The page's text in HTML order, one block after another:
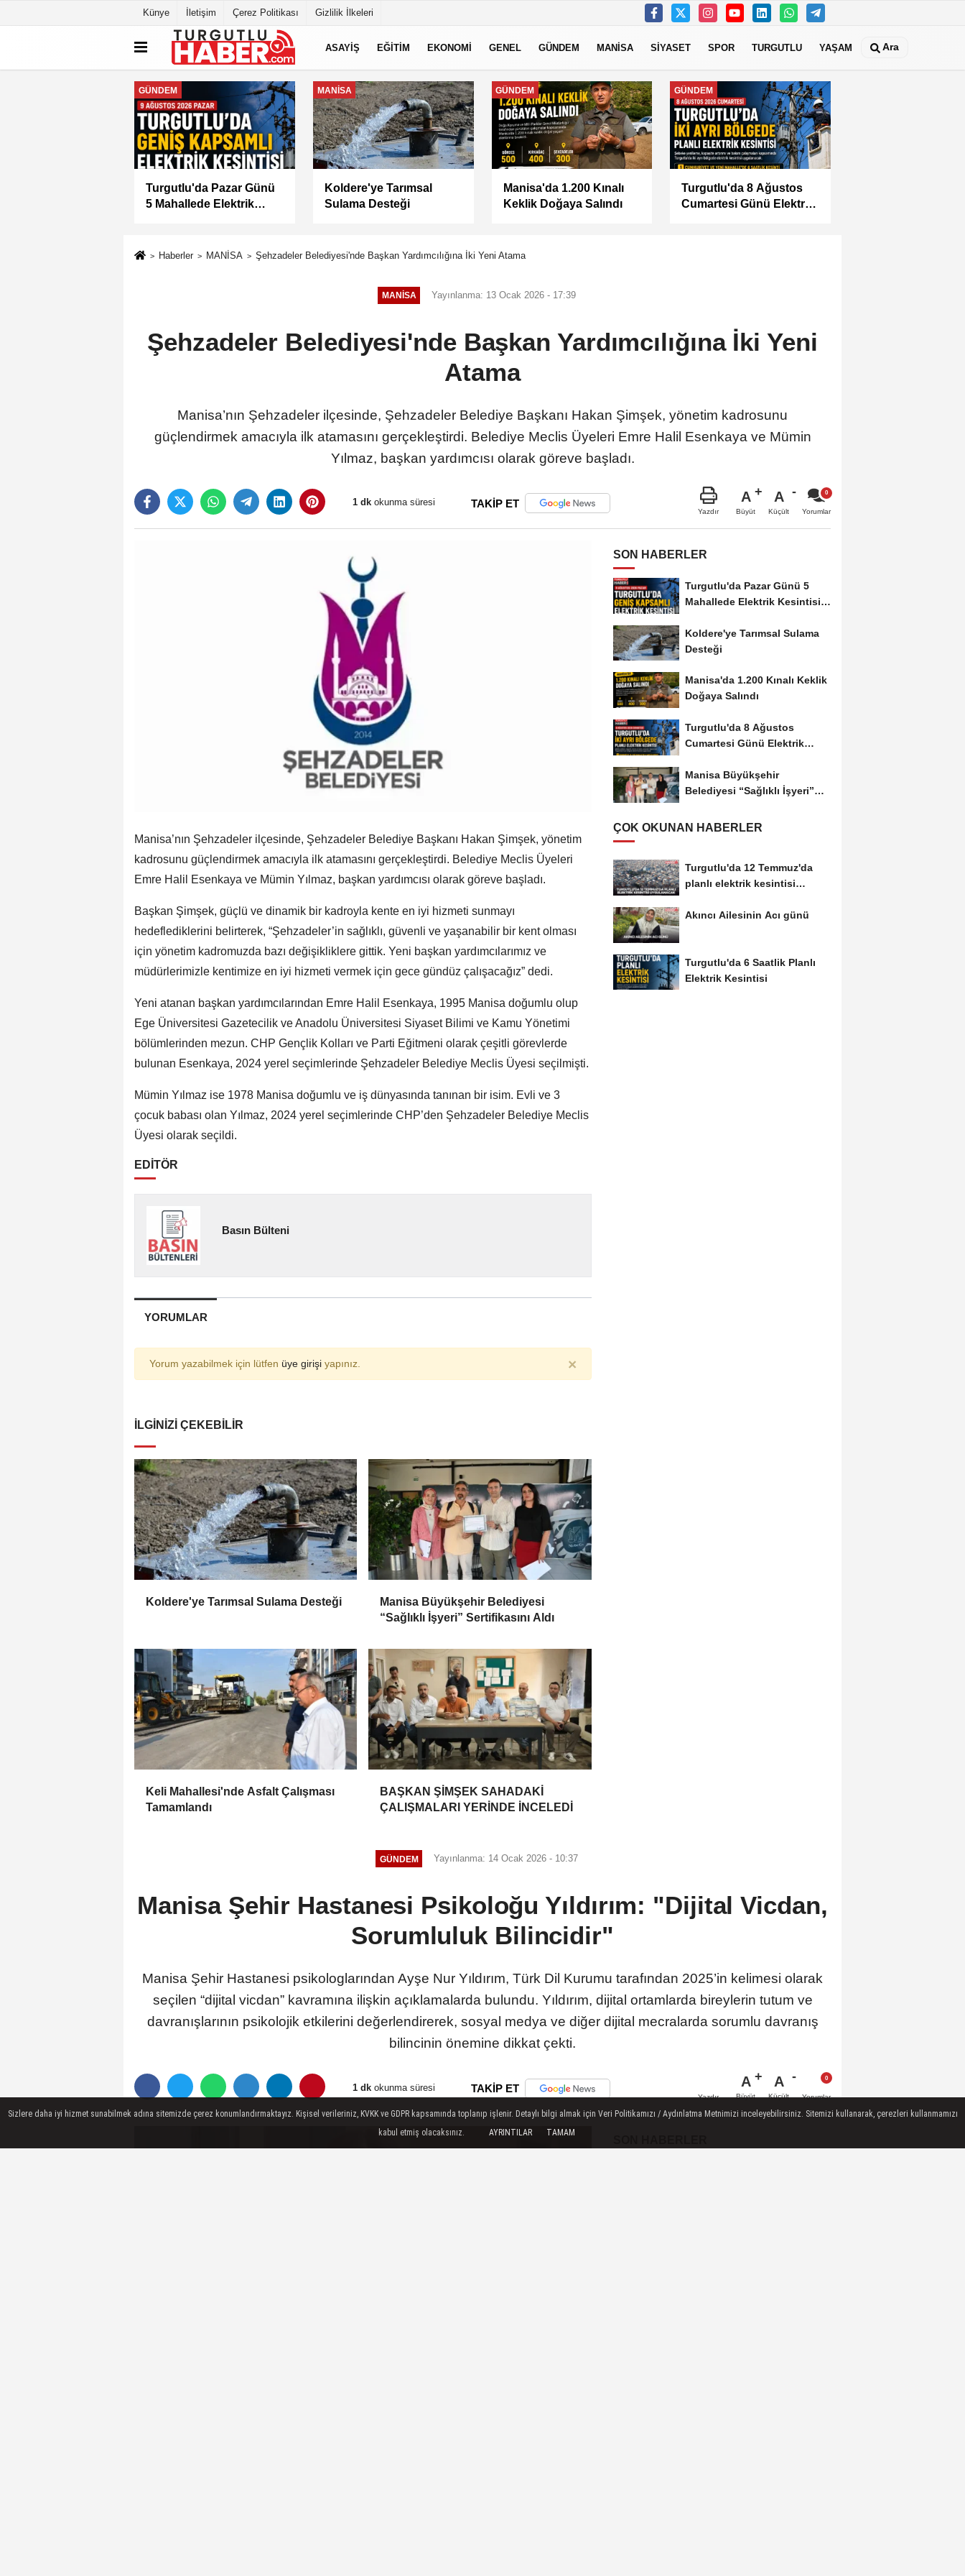
Künye İletişim Çerez Politikası Gizlilik İlkeleri
ASAYİŞ EĞİTİM EKONOMİ GENEL GÜNDEM MANİSA SİYASET SPOR TURGUTLU YAŞAM Ara
MANİSA
Manisa Büyükşehir
Belediyesi “Sağlıklı
MANİSA
Keli Mahallesi'nde Asfalt
Çalışması Tamamlandı
MANİSA
BAŞKAN ŞİMŞEK
SAHADAKİ
MANİSA
KÜÇÜK SANAYİ
SİTESİ'NİN SORUNLARI
Haberler MANİSA Şehzadeler Belediyesi'nde Başkan Yardımcılığına İki Yeni Atama
MANİSA Yayınlanma: 13 Ocak 2026 - 17:39
Şehzadeler Belediyesi'nde Başkan Yardımcılığına İki Yeni
Atama
Manisa’nın Şehzadeler ilçesinde, Şehzadeler Belediye Başkanı Hakan Şimşek, yönetim kadrosunu
güçlendirmek amacıyla ilk atamasını gerçekleştirdi. Belediye Meclis Üyeleri Emre Halil Esenkaya ve Mümin
Yılmaz, başkan yardımcısı olarak göreve başladı.
1 dk okunma süresi TAKİP ET
Yazdır
A
Büyüt
A
Küçült Yorumlar
Manisa’nın Şehzadeler ilçesinde, Şehzadeler Belediye Başkanı Hakan Şimşek, yönetim
kadrosunu güçlendirmek amacıyla ilk atamasını gerçekleştirdi. Belediye Meclis Üyeleri
Emre Halil Esenkaya ve Mümin Yılmaz, başkan yardımcısı olarak göreve başladı.
Başkan Şimşek, güçlü ve dinamik bir kadroyla kente en iyi hizmeti sunmayı
hedeflediklerini belirterek, “Şehzadeler’in sağlıklı, güvenli ve yaşanabilir bir kent olması
için yönetim kadromuzda bazı değişikliklere gittik. Yeni başkan yardımcılarımız ve
müdürlerimizle kentimize en iyi hizmeti vermek için gece gündüz çalışacağız” dedi.
Yeni atanan başkan yardımcılarından Emre Halil Esenkaya, 1995 Manisa doğumlu olup
Ege Üniversitesi Gazetecilik ve Anadolu Üniversitesi Siyaset Bilimi ve Kamu Yönetimi
bölümlerinden mezun. CHP Gençlik Kolları ve Parti Eğitmeni olarak çeşitli görevlerde
bulunan Esenkaya, 2024 yerel seçimlerinde Şehzadeler Belediye Meclis Üyesi seçilmişti.
Mümin Yılmaz ise 1978 Manisa doğumlu ve iş dünyasında tanınan bir isim. Evli ve 3
çocuk babası olan Yılmaz, 2024 yerel seçimlerinde CHP’den Şehzadeler Belediye Meclis
Üyesi olarak seçildi.
EDİTÖR
Basın Bülteni
YORUMLAR
Yorum yazabilmek için lütfen üye girişi yapınız. ×
İLGINIZI ÇEKEBILIR
Koldere'ye Tarımsal Sulama Desteği
Manisa Büyükşehir Belediyesi
“Sağlıklı İşyeri” Sertifikasını Aldı
Keli Mahallesi'nde Asfalt Çalışması
Tamamlandı
BAŞKAN ŞİMŞEK SAHADAKİ
ÇALIŞMALARI YERİNDE İNCELEDİ
SON HABERLER
Turgutlu'da Pazar Günü 5
Mahallede Elektrik Kesintisi
Koldere'ye Tarımsal Sulama
Desteği
Manisa'da 1.200 Kınalı Keklik
Doğaya Salındı
Turgutlu'da 8 Ağustos
Cumartesi Günü Elektrik
Manisa Büyükşehir
Belediyesi “Sağlıklı İşyeri”
ÇOK OKUNAN HABERLER
Turgutlu'da 12 Temmuz'da
planlı elektrik kesintisi
Akıncı Ailesinin Acı günü
Turgutlu'da 6 Saatlik Planlı
Elektrik Kesintisi
GÜNDEM Yayınlanma: 14 Ocak 2026 - 10:37
Manisa Şehir Hastanesi Psikoloğu Yıldırım: "Dijital Vicdan,
Sorumluluk Bilincidir"
Manisa Şehir Hastanesi psikologlarından Ayşe Nur Yıldırım, Türk Dil Kurumu tarafından 2025’in kelimesi olarak
seçilen “dijital vicdan” kavramına ilişkin açıklamalarda bulundu. Yıldırım, dijital ortamlarda bireylerin tutum ve
davranışlarının psikolojik etkilerini değerlendirerek, sosyal medya ve diğer dijital mecralarda sorumlu davranış
bilincinin önemine dikkat çekti.
1 dk okunma süresi TAKİP ET
Yazdır
A
Büyüt
A
Küçült Yorumlar
Sizlere daha iyi hizmet sunabilmek adına sitemizde çerez konumlandırmaktayız. Kişisel verileriniz, KVKK ve GDPR kapsamında toplanıp işlenir. Detaylı bilgi almak için Veri Politikamızı / Aydınlatma Metnimizi inceleyebilirsiniz. Sitemizi kullanarak, çerezleri kullanmamızı
kabul etmiş olacaksınız.
AYRINTILAR TAMAM